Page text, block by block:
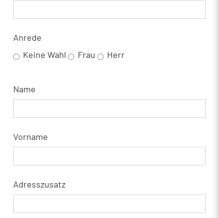
Anrede
Keine Wahl
Frau Herr
Name
Vorname
Adresszusatz